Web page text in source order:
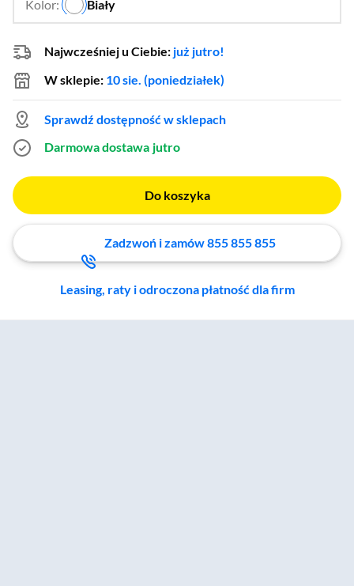
Kolor: Biały
…
Najwcześniej u Ciebie: już jutro!
W sklepie: 10 sie. (poniedziałek)
Sprawdź dostępność w sklepach
Darmowa dostawa jutro
Do koszyka
Zadzwoń i zamów 855 855 855
Leasing, raty i odroczona płatność dla firm